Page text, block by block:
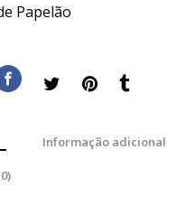
Papelão
Informação adicional